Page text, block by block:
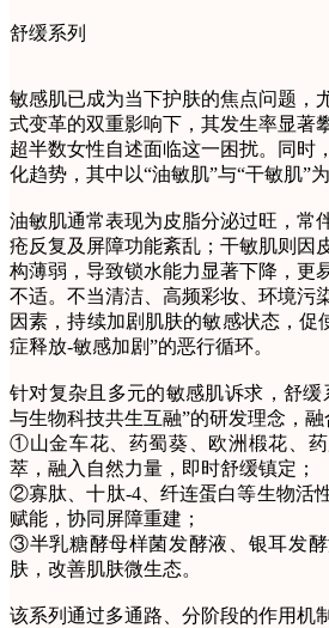
舒缓系列
敏感肌已成为当下护肤的焦点问题，
式变革的双重影响下，其发生率显著
超半数女性自述面临这一困扰。同时
化趋势，其中以“油敏肌”与“干敏肌”
油敏肌通常表现为皮脂分泌过旺，常
疮反复及屏障功能紊乱；干敏肌则因
构薄弱，导致锁水能力显著下降，更
不适。不当清洁、高频彩妆、环境污
因素，持续加剧肌肤的敏感状态，促
症释放-敏感加剧”的恶行循环。
针对复杂且多元的敏感肌诉求，舒缓
与生物科技共生互融”的研发理念，融
①山金车花、药蜀葵、欧洲椴花、
萃，融入自然力量，即时舒缓镇定；
②寡肽、十肽-4、纤连蛋白等生物活
赋能，协同屏障重建；
③半乳糖酵母样菌发酵液、银耳发
肤，改善肌肤微生态。
该系列通过多通路、分阶段的作用机